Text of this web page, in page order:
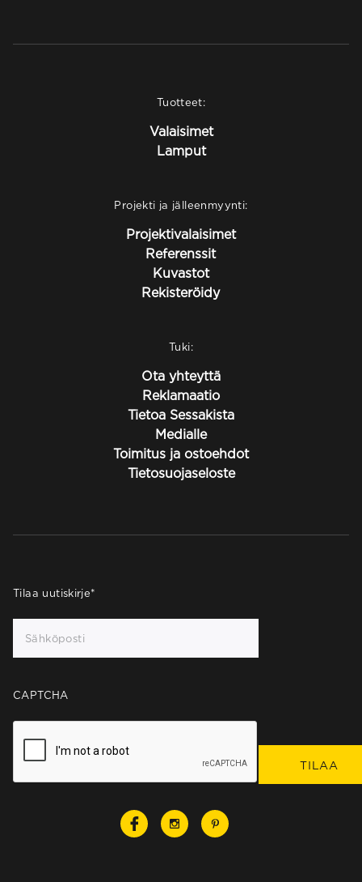
Tuotteet:
Valaisimet
Lamput
Projekti ja jälleenmyynti:
Projektivalaisimet
Referenssit
Kuvastot
Rekisteröidy
Tuki:
Ota yhteyttä
Reklamaatio
Tietoa Sessakista
Medialle
Toimitus ja ostoehdot
Tietosuojaseloste
Tilaa uutiskirje*
CAPTCHA